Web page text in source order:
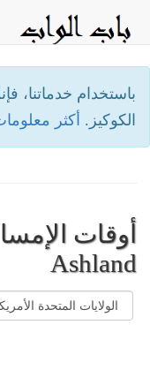
باستخدام خدماتنا،
الكوكيز. أكثر
أوقات
Ashland